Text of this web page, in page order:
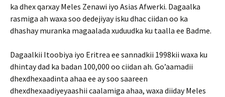
ka dhex qarxay Meles Zenawi iyo Asias Afwerki. Dagaalka
rasmiga ah waxa soo dedejiyay isku dhac ciidan oo ka
dhashay muranka magaalada xuduudka ku taalla ee Badme.
Dagaalkii Itoobiya iyo Eritrea ee sannadkii 1998kii waxa ku
dhintay dad ka badan 100,000 oo ciidan ah. Go’aamadii
dhexdhexaadinta ahaa ee ay soo saareen
dhexdhexaadiyeyaashii caalamiga ahaa, waxa diiday Meles